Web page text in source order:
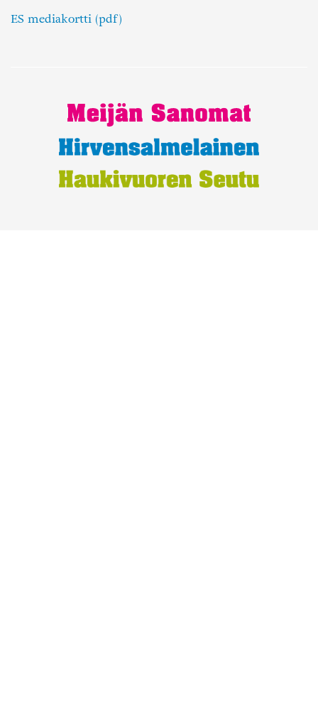
ES mediakortti (pdf)